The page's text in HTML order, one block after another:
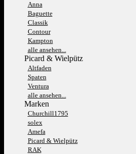
Anna
Baguette
Classik
Contour
Kampton
alle ansehen...
Picard & Wielpütz
Altfaden
Spaten
Ventura
alle ansehen...
Marken
Churchill1795
solex
Amefa
Picard & Wielpütz
RAK